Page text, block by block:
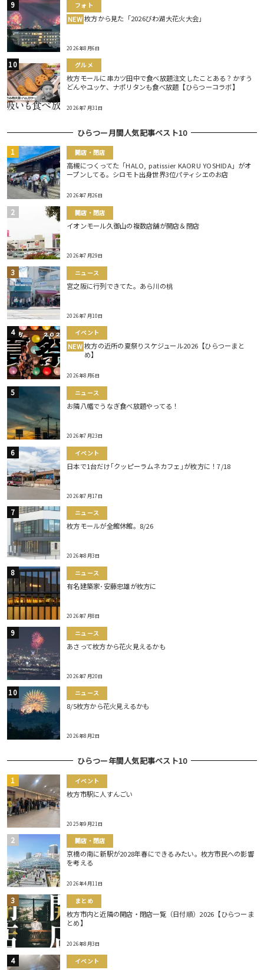
フォト
NEW 枚方から見た「2026びわ湖大花火大会」
2026年8月6日
グルメ
枚方モールに串カツ田中で食べ放題注文したことある？かすう
どんやユッケ、ナポリタンも食べ放題【ひらつーコラボ】
2026年7月31日
ひらつー月間人気記事ベスト10
開店・閉店
高槻につくってた「HALO, patissier KAORU YOSHIDA」がオ
ープンしてる。シロモト出身世界3位パティシエのお店
2026年7月26日
開店・閉店
イオンモール久御山の複数店舗が開店＆閉店
2026年7月29日
ニュース
宮之阪に行列できてた。あら川の桃
2026年7月10日
イベント
NEW 枚方の近所の夏祭りスケジュール2026【ひらつーまと
め】
2026年8月6日
ニュース
お隣八幡でうなぎ食べ放題やってる！
2026年7月23日
イベント
日本で1台だけ｢クッピーラムネカフェ｣が枚方に！7/18
2026年7月17日
ニュース
枚方モールが全館休館。8/26
2026年8月3日
ニュース
有名建築家･安藤忠雄が枚方に
2026年7月8日
ニュース
あさって枚方から花火見えるかも
2026年7月20日
ニュース
8/5枚方から花火見えるかも
2026年8月2日
ひらつー年間人気記事ベスト10
イベント
枚方市駅に人すんごい
2025年9月21日
開店・閉店
京橋の南に新駅が2028年春にできるみたい。枚方市民への影響
を考える
2026年4月11日
まとめ
枚方市内と近隣の開店・閉店一覧（日付順）2026【ひらつーま
とめ】
2026年8月3日
イベント